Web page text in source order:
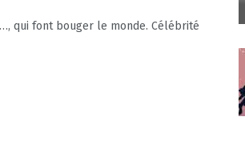
qui font bouger le monde. Célébrité